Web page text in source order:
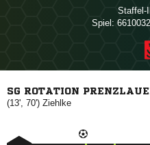
Staffel-
Spiel:
SG ROTATION
(13', 70') 